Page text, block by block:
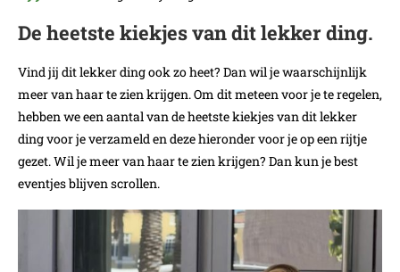
De heetste kiekjes van dit lekker ding.
Vind jij dit lekker ding ook zo heet? Dan wil je waarschijnlijk
meer van haar te zien krijgen. Om dit meteen voor je te regelen,
hebben we een aantal van de heetste kiekjes van dit lekker
ding voor je verzameld en deze hieronder voor je op een rijtje
gezet. Wil je meer van haar te zien krijgen? Dan kun je best
eventjes blijven scrollen.